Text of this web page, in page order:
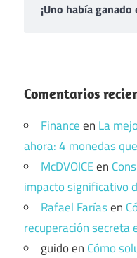
¡Uno había
Comentarios
Financeen La
ahora: 4 monedas
McDVOICEen
impacto significativo
Rafael Faríasen
recuperación secreta
guidoen Cómo